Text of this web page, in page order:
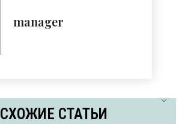
manager
СХОЖИЕ СТАТЬИ